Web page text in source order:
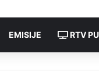
EMISIJE RTV